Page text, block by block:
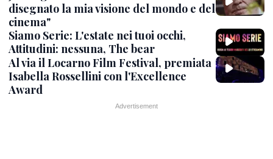
disegnato la mia visione del mondo e del
cinema"
Siamo Serie: L'estate nei tuoi occhi,
Attitudini: nessuna, The bear
Al via il Locarno Film Festival, premiata
Isabella Rossellini con l'Excellence
Award